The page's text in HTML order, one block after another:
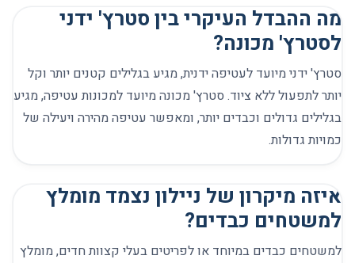
מה ההבדל העיקרי בין סטרץ' ידני
לסטרץ' מכונה?
סטרץ' ידני מיועד לעטיפה ידנית, מגיע בגלילים קטנים יותר וקל
יותר לתפעול ללא ציוד. סטרץ' מכונה מיועד למכונות עטיפה, מגיע
בגלילים גדולים וכבדים יותר, ומאפשר עטיפה מהירה ויעילה של
כמויות גדולות.
איזה מיקרון של ניילון נצמד מומלץ
למשטחים כבדים?
למשטחים כבדים במיוחד או לפריטים בעלי קצוות חדים, מומלץ